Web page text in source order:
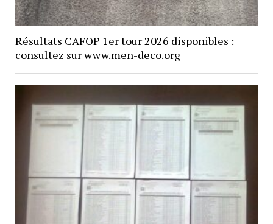
Résultats CAFOP 1er tour 2026 disponibles :
consultez sur www.men-deco.org